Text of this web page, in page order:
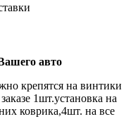
авто
крепятся на винтики
1шт.установка на
коврика,4шт. на все